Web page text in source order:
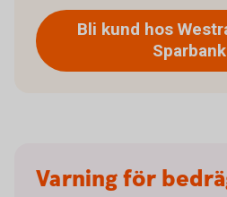
Bli kund hos
Sparbank
Varning för